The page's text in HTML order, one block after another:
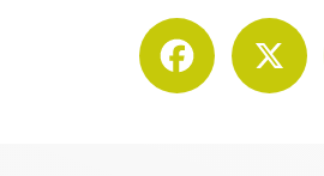
Facebook